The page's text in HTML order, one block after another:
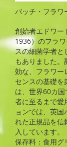
バッチ・フラワ
創始者​エドワー
1936）のフラ
スの細菌学者と
もありました
効な、フラワー
センスの基礎を
は、世界60カ
者に至るまで愛
ョンでは、英国
れた正規品を信
入しています。
保存料：食用グ